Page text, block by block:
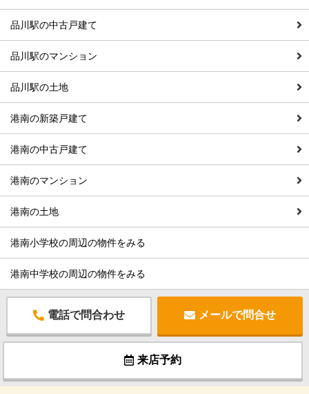
品川駅の中古戸建て
品川駅のマンション
品川駅の土地
港南の新築戸建て
港南の中古戸建て
港南のマンション
港南の土地
港南小学校の周辺の物件をみる
港南中学校の周辺の物件をみる
電話で問合わせ メールで問合せ
来店予約